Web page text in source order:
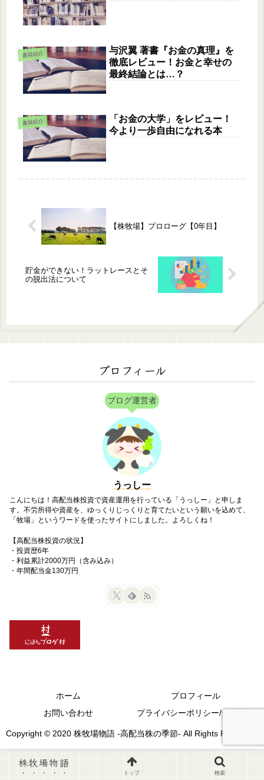
書籍紹介
与沢翼 著書『お金の真理』を
徹底レビュー！お金と幸せの
最終結論とは…？
書籍紹介
「お金の大学」をレビュー！
今より一歩自由になれる本
【株牧場】プロローグ【0年目】
貯金ができない！ラットレースとそ
の脱出法について
プロフィール
ブログ運営者
うっしー
こんにちは！高配当株投資で資産運用を行っている「うっしー」と申しま
す。不労所得や資産を、ゆっくりじっくりと育てたいという願いを込めて、
「牧場」というワードを使ったサイトにしました。よろしくね！
【高配当株投資の状況】
・投資歴6年
・利益累計2000万円（含み込み）
・年間配当金130万円
ホーム
プロフィール
お問い合わせ
プライバシーポリシー/免責事項
Copyright © 2020 株牧場物語 -高配当株の季節- All Rights Reserved.
株牧場物語
トップ 検索